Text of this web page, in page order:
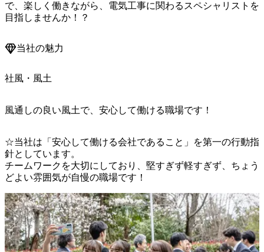
で、楽しく働きながら、電気工事に関わるスペシャリストを
目指しませんか！？
当社の魅力
社風・風土
風通しの良い風土で、安心して働ける職場です！
☆当社は「安心して働ける会社であること」を第一の行動指
針としています。
チームワークを大切にしており、堅すぎず軽すぎず、ちょう
どよい雰囲気が自慢の職場です！